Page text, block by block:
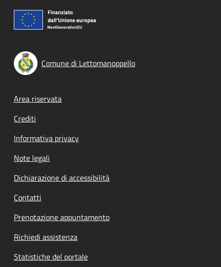
Comune di Lettomanoppello
Footer menu
Area riservata
Crediti
Informativa privacy
Note legali
Dichiarazione di accessibilità
Contatti
Prenotazione appuntamento
Richiedi assistenza
Statistiche del portale